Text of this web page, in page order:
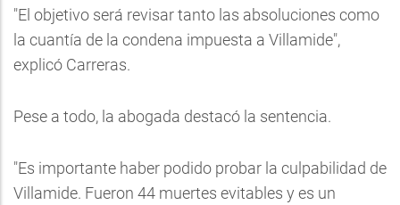
"El objetivo será revisar tanto las absoluciones como
la cuantía de la condena impuesta a Villamide",
explicó Carreras.
Pese a todo, la abogada destacó la sentencia.
"Es importante haber podido probar la culpabilidad de
Villamide. Fueron 44 muertes evitables y es un